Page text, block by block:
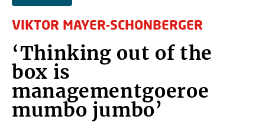
VIKTOR MAYER-SCHONBERGER
‘Thinking out of the
box is
managementgoeroe
mumbo jumbo’